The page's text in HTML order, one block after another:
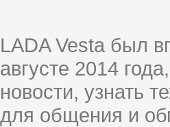
LADA Vesta был
августе 2014
новости, узнать
для общения и